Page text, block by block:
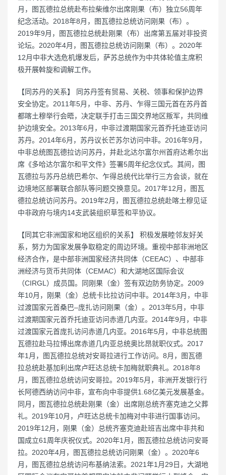
月，图瓦德拉总统赴布拉柴维尔出席刚果（布）独立56周年
纪念活动。2018年8月，图瓦德拉总统访问刚果（布）。
2019年9月，图瓦德拉总统赴刚果（布）出席第五届对非投资
论坛。2020年4月，图瓦德拉总统访问刚果（布）。2020年
12月中非大选危机爆发后，萨苏总统作为中共体轮值主席积
极开展斡旋和调解工作。
【同苏丹的关系】 同苏丹签有贸易、关税、领事和保护边界
安全协定。2011年5月，中非、苏丹、乍得三国元首在苏丹首
都喀土穆举行会晤，决定联手打击三国交界地区叛军，共同维
护边境安全。2013年6月，中非过渡期国家元首乔托迪亚访问
苏丹。2014年6月，苏丹议长芒苏尔访问中非。2016年9月，
中非总统图瓦德拉访问苏丹，并赴北达尔富尔州首府达希尔出
席《多哈达尔富尔和平文件》签署5周年纪念仪式。其间，图
瓦德拉与苏丹总统巴希尔、乍得总统代比举行三方会谈，就在
边境地区部署联合部队等问题交换意见。2017年12月，图瓦
德拉总统访问苏丹。2019年2月，图瓦德拉总统赴喀土穆见证
中非政府与境内14支武装组织草签和平协议。
【同其它非洲国家和地区组织的关系】 积极发展睦邻友好关
系，努力为国家发展争取稳定的周边环境。重视中部非洲地区
经济合作，是中部非洲国家经济共同体（CEEAC）、中部非
洲经济与货币共同体（CEMAC）和大湖地区国际会议
（CIRGL）成员国。同刚果（金）签有双边防务协定。2009
年10月，刚果（金）总统卡比拉访问中非。2014年3月，中非
过渡国家元首桑巴–庞扎访问刚果（金）。2013年5月，中非
过渡期国家元首乔托迪亚访问赤道几内亚。2014年9月，中非
过渡国家元首庞扎访问赤道几内亚。2016年5月，中非总统图
瓦德拉赴马拉博出席赤道几内亚总统奥比昂就职仪式。2017
年1月，图瓦德拉总统对安哥拉进行工作访问。8月，图瓦德
拉总统赴基加利出席卢旺达总统卡加梅就职典礼。2018年8
月，图瓦德拉总统访问安哥拉。2019年5月，非洲开发银行行
长阿德西纳访问中非，宣布向中非提供1.68亿美元发展基金。
同月，图瓦德拉总统赴刚果（金）出席刚总统齐塞克迪之父葬
礼。2019年10月，卢旺达总统卡加梅对中非进行国事访问。
2019年12月，刚果（金）总统齐塞克迪赴班吉出席中非共和
国成立61周年庆祝仪式。2020年1月，图瓦德拉总统访问安哥
拉。2020年4月，图瓦德拉总统访问刚果（金）。2020年6
月，图瓦德拉总统访问布基纳法索。2021年1月29日，大湖地